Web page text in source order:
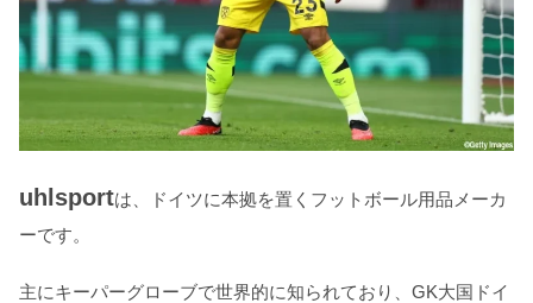
uhlsportは、ドイツに本拠を置くフットボール用品メーカ
ーです。
主にキーパーグローブで世界的に知られており、GK大国ドイ